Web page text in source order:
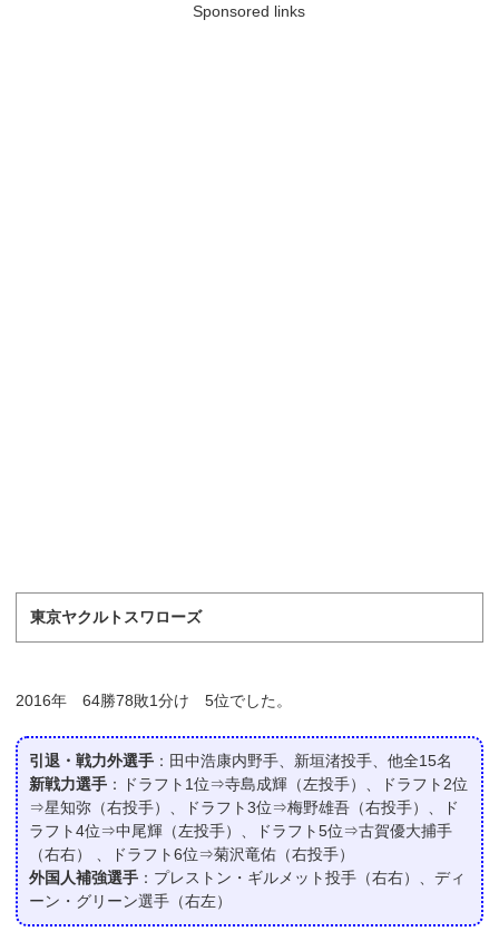
Sponsored links
東京ヤクルトスワローズ
2016年 64勝78敗1分け 5位でした。
引退・戦力外選手 ：田中浩康内野手、新垣渚投手、他全15名
新戦力選手 ：ドラフト1位⇒寺島成輝（左投手）、ドラフト2位
⇒星知弥（右投手）、ドラフト3位⇒梅野雄吾（右投手）、ド
ラフト4位⇒中尾輝（左投手）、ドラフト5位⇒古賀優大捕手
（右右） 、ドラフト6位⇒菊沢竜佑（右投手）
外国人補強選手 ：プレストン・ギルメット投手（右右）、ディ
ーン・グリーン選手（右左）